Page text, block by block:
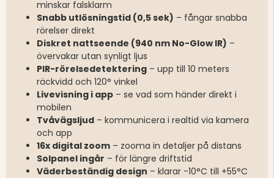
minskar falsklarm
Snabb utlösningstid (0,5 sek) – fångar snabba
rörelser direkt
Diskret nattseende (940 nm No-Glow IR) –
övervakar utan synligt ljus
PIR-rörelsedetektering – upp till 10 meters
räckvidd och 120° vinkel
Livevisning i app – se vad som händer direkt i
mobilen
Tvåvägsljud – kommunicera i realtid via kamera
och app
16x digital zoom – zooma in detaljer på distans
Solpanel ingår – för längre driftstid
Väderbeständig design – klarar -10°C till +55°C